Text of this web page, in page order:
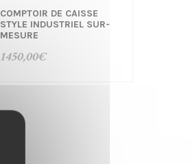
COMPTOIR DE CAISSE
STYLE INDUSTRIEL SUR-
MESURE
1450,00€